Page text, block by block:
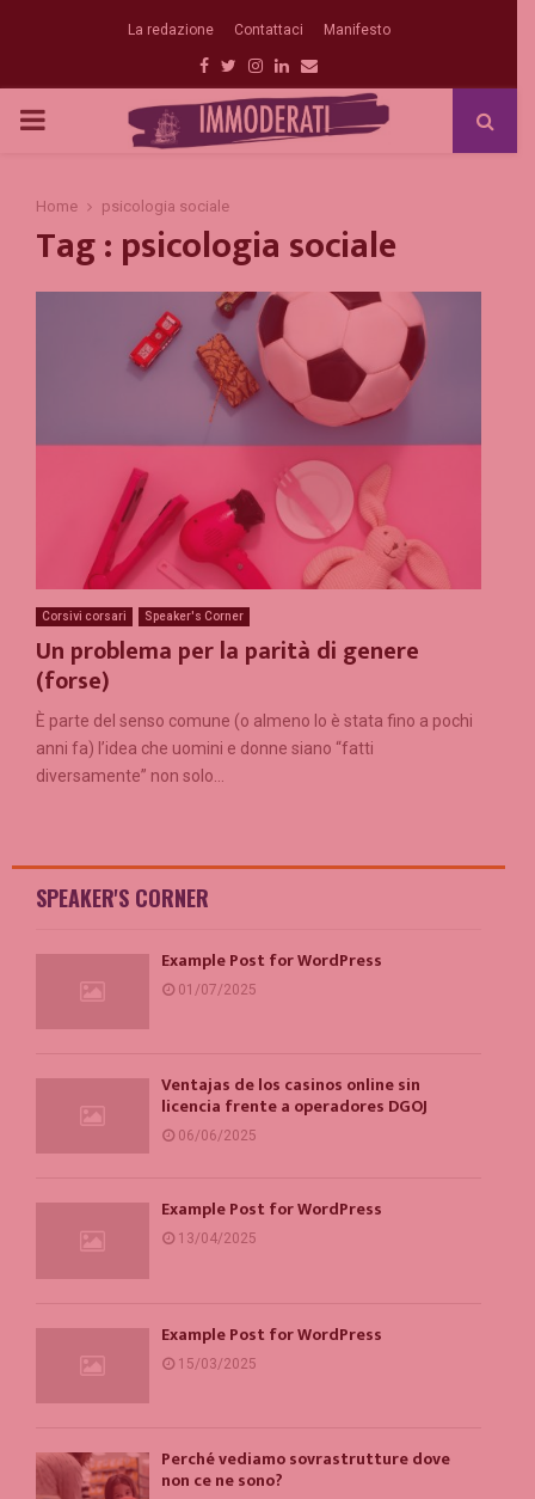
La redazione Contattaci Manifesto
Facebook
Twitter
Instagram
Linkedin
Email
PRIMARY
Home psicologia sociale
Tag : psicologia sociale
Corsivi corsari Speaker's Corner
Un problema per la parità di genere
(forse)
È parte del senso comune (o almeno lo è stata fino a pochi
anni fa) l’idea che uomini e donne siano “fatti
diversamente” non solo...
SPEAKER'S CORNER
Example Post for WordPress
01/07/2025
Ventajas de los casinos online sin
licencia frente a operadores DGOJ
06/06/2025
Example Post for WordPress
13/04/2025
Example Post for WordPress
15/03/2025
Perché vediamo sovrastrutture dove
non ce ne sono?